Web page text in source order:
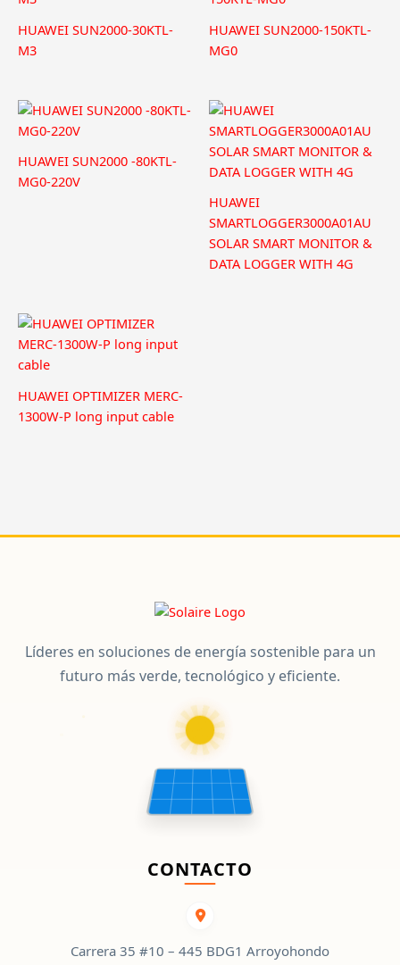
HUAWEI SUN2000-30KTL-
M3
HUAWEI SUN2000-150KTL-
MG0
HUAWEI SUN2000 -80KTL-
MG0-220V
HUAWEI
SMARTLOGGER3000A01AU
SOLAR SMART MONITOR &
DATA LOGGER WITH 4G
HUAWEI OPTIMIZER MERC-
1300W-P long input cable
Líderes en soluciones de energía sostenible para un
futuro más verde, tecnológico y eficiente.
CONTACTO
Carrera 35 #10 – 445 BDG1 Arroyohondo